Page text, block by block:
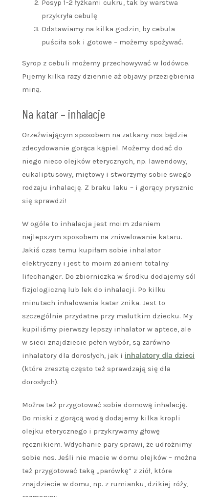
Posyp 1-2 łyżkami cukru, tak by warstwa
przykryła cebulę
Odstawiamy na kilka godzin, by cebula
puściła sok i gotowe – możemy spożywać.
Syrop z cebuli możemy przechowywać w lodówce.
Pijemy kilka razy dziennie aż objawy przeziębienia
miną.
Na katar – inhalacje
Orzeźwiającym sposobem na zatkany nos będzie
zdecydowanie gorąca kąpiel. Możemy dodać do
niego nieco olejków eterycznych, np. lawendowy,
eukaliptusowy, miętowy i stworzymy sobie swego
rodzaju inhalację. Z braku laku – i gorący prysznic
się sprawdzi!
W ogóle to inhalacja jest moim zdaniem
najlepszym sposobem na zniwelowanie kataru.
Jakiś czas temu kupiłam sobie inhalator
elektryczny i jest to moim zdaniem totalny
lifechanger. Do zbiorniczka w środku dodajemy sól
fizjologiczną lub lek do inhalacji. Po kilku
minutach inhalowania katar znika. Jest to
szczególnie przydatne przy malutkim dziecku. My
kupiliśmy pierwszy lepszy inhalator w aptece, ale
w sieci znajdziecie pełen wybór, są zarówno
inhalatory dla dorosłych, jak i inhalatory dla dzieci
(które zresztą często też sprawdzają się dla
dorosłych).
Można też przygotować sobie domową inhalację.
Do miski z gorącą wodą dodajemy kilka kropli
olejku eterycznego i przykrywamy głowę
ręcznikiem. Wdychanie pary sprawi, że udrożnimy
sobie nos. Jeśli nie macie w domu olejków – można
też przygotować taką „parówkę” z ziół, które
znajdziecie w domu, np. z rumianku, dzikiej róży,